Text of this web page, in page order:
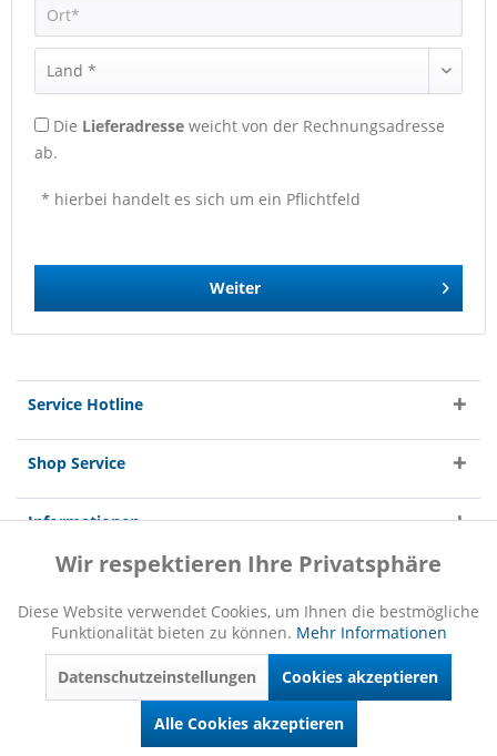
Die Lieferadresse weicht von der Rechnungsadresse
ab.
* hierbei handelt es sich um ein Pflichtfeld
Weiter
Service Hotline
Shop Service
Informationen
Nachnahmegebühren, wenn nicht anders beschrieben
Copyright © 2020 ROBE GmbH
Funktionale Aktiv
Marketing Inaktiv
Tracking Inaktiv
Wir respektieren Ihre Privatsphäre
Diese Website verwendet Cookies, um Ihnen die bestmögliche
Funktionalität bieten zu können. Mehr Informationen
Datenschutzeinstellungen Cookies akzeptieren
Alle Cookies akzeptieren